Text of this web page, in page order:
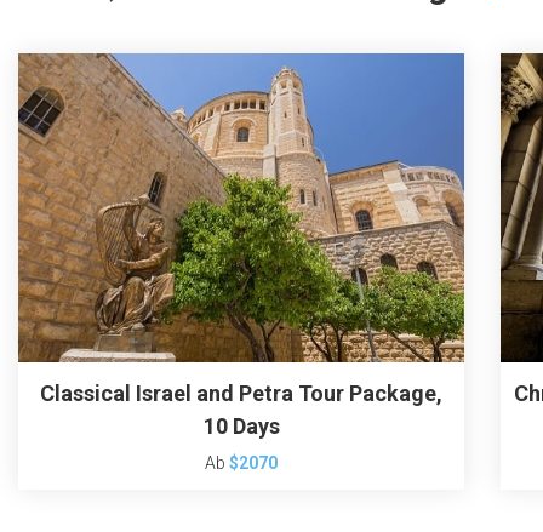
Classical Israel and Petra Tour Package,
10 Days
Ab$2070